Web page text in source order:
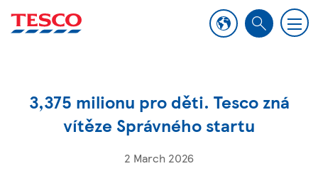
S
c
M
e
3,375 milionu pro děti. Tesco zná
vítěze Správného startu
2 March 2026